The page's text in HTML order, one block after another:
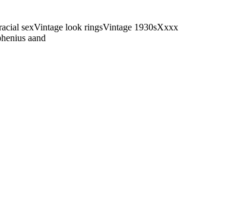
sexVintage look ringsVintage 1930sXxxx
aand